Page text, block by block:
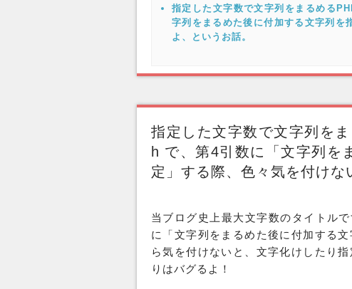
指定した文字数で文字列をまるめる
字列をまるめた後に付加する文字列を
よ、というお話。
指定した文字数で文字列を
h で、第4引数に「文字列を
定」する際、色々気を付けな
当ブログ史上最大文字数のタイトル
に「文字列をまるめた後に付加する
ら気を付けないと、 文字化け したり
りはバグるよ！